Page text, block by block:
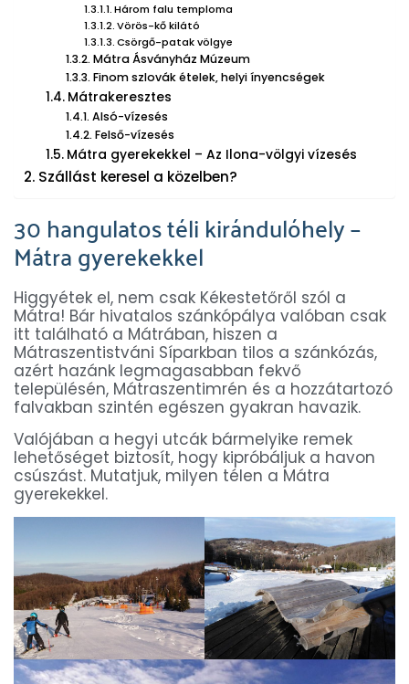
Három falu temploma
Vörös-kő kilátó
Csörgő-patak völgye
Mátra Ásványház Múzeum
Finom szlovák ételek, helyi ínyencségek
Mátrakeresztes
Alsó-vízesés
Felső-vízesés
Mátra gyerekekkel – Az Ilona-völgyi vízesés
Szállást keresel a közelben?
30 hangulatos téli kirándulóhely –
Mátra gyerekekkel
Higgyétek el, nem csak Kékestetőről szól a
Mátra! Bár hivatalos szánkópálya valóban csak
itt található a Mátrában, hiszen a
Mátraszentistváni Síparkban tilos a szánkózás,
azért hazánk legmagasabban fekvő
településén, Mátraszentimrén és a hozzátartozó
falvakban szintén egészen gyakran havazik.
Valójában a hegyi utcák bármelyike remek
lehetőséget biztosít, hogy kipróbáljuk a havon
csúszást. Mutatjuk, milyen télen a Mátra
gyerekekkel.